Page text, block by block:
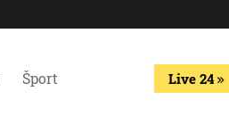
Šport Live 24